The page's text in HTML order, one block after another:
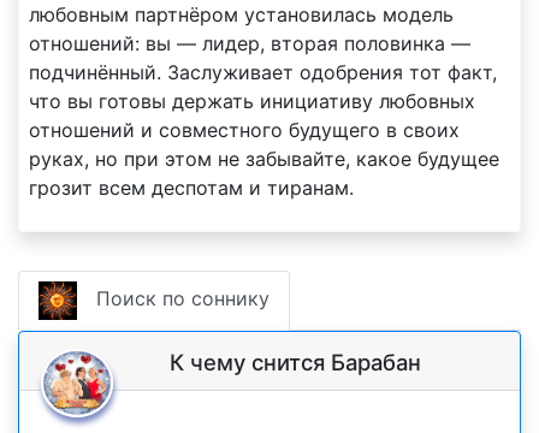
любовным партнёром установилась модель
отношений: вы — лидер, вторая половинка —
подчинённый. Заслуживает одобрения тот факт,
что вы готовы держать инициативу любовных
отношений и совместного будущего в своих
руках, но при этом не забывайте, какое будущее
грозит всем деспотам и тиранам.
Поиск по соннику
К чему снится Барабан